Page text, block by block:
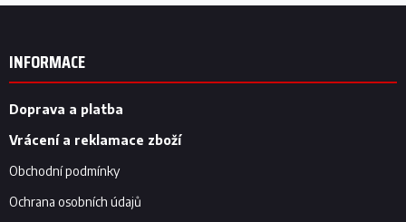
Z
INFORMACE
Doprava a platba
Vrácení a reklamace zboží
Obchodní podmínky
Ochrana osobních údajů